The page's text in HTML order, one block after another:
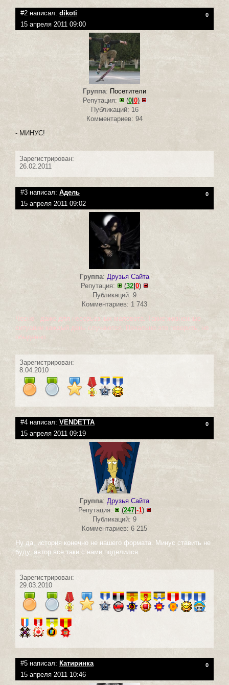
#2 написал: dikoti 0
15 апреля 2011 09:00
Группа: Посетители
Репутация:
(0| 0)
Публикаций: 16
Комментариев: 94
- МИНУС!
Зарегистрирован:
26.02.2011
#3 написал: Адель 0
15 апреля 2011 09:02
Группа: Друзья Сайта
Репутация:
(32 0)
Публикаций: 9
Комментариев: 1 743
Чесно - даже для несерьезных маловота. Такие жизненные
ситуации каждый день случаются. Печально это говорить, но
обыденно.
Зарегистрирован:
8.04.2010
#4 написал: VENDETTA 0
15 апреля 2011 09:19
Группа: Друзья Сайта
Репутация:
(247| -1)
Публикаций: 9
Комментариев: 6 215
Ну да, история конечно не нашего формата. Минус ставить не
буду, автор все таки с нами поделился.
Зарегистрирован:
29.03.2010
#5 написал: Катиринка 0
15 апреля 2011 10:46